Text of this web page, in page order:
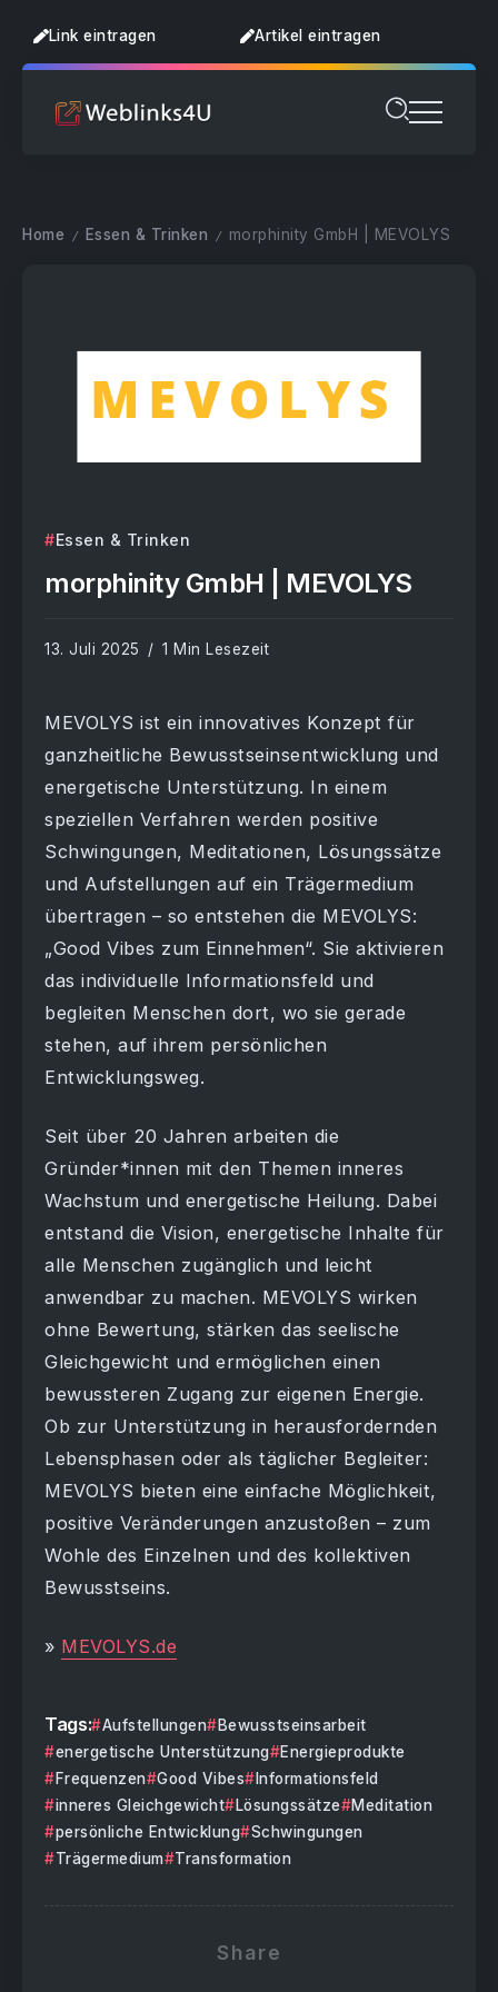
Link eintragen Artikel eintragen
Home / Essen & Trinken / morphinity GmbH | MEVOLYS
Essen & Trinken
morphinity GmbH | MEVOLYS
13. Juli 2025 1 Min Lesezeit
MEVOLYS ist ein innovatives Konzept für
ganzheitliche Bewusstseinsentwicklung und
energetische Unterstützung. In einem
speziellen Verfahren werden positive
Schwingungen, Meditationen, Lösungssätze
und Aufstellungen auf ein Trägermedium
übertragen – so entstehen die MEVOLYS:
„Good Vibes zum Einnehmen“. Sie aktivieren
das individuelle Informationsfeld und
begleiten Menschen dort, wo sie gerade
stehen, auf ihrem persönlichen
Entwicklungsweg.
Seit über 20 Jahren arbeiten die
Gründer*innen mit den Themen inneres
Wachstum und energetische Heilung. Dabei
entstand die Vision, energetische Inhalte für
alle Menschen zugänglich und leicht
anwendbar zu machen. MEVOLYS wirken
ohne Bewertung, stärken das seelische
Gleichgewicht und ermöglichen einen
bewussteren Zugang zur eigenen Energie.
Ob zur Unterstützung in herausfordernden
Lebensphasen oder als täglicher Begleiter:
MEVOLYS bieten eine einfache Möglichkeit,
positive Veränderungen anzustoßen – zum
Wohle des Einzelnen und des kollektiven
Bewusstseins.
» MEVOLYS.de
Tags: Aufstellungen
Bewusstseinsarbeit
energetische Unterstützung
Energieprodukte
Frequenzen
Good Vibes
Informationsfeld
inneres Gleichgewicht
Lösungssätze
Meditation
persönliche Entwicklung
Schwingungen
Trägermedium
Transformation
Share